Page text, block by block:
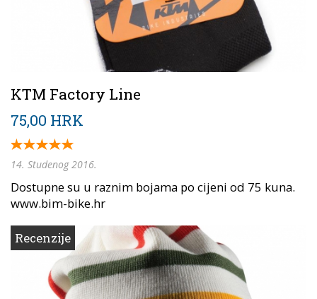
KTM Factory Line
75,00 HRK
14. Studenog 2016.
Dostupne su u raznim bojama po cijeni od 75 kuna.
www.bim-bike.hr
Recenzije